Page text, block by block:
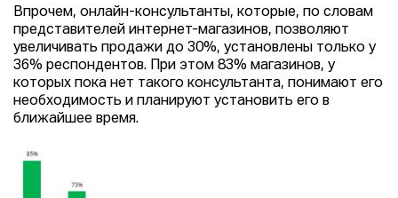
Впрочем, онлайн-консультанты, которые, по словам
представителей интернет-магазинов, позволяют
увеличивать продажи до 30%, установлены только у
36% респондентов. При этом 83% магазинов, у
которых пока нет такого консультанта, понимают его
необходимость и планируют установить его в
ближайшее время.